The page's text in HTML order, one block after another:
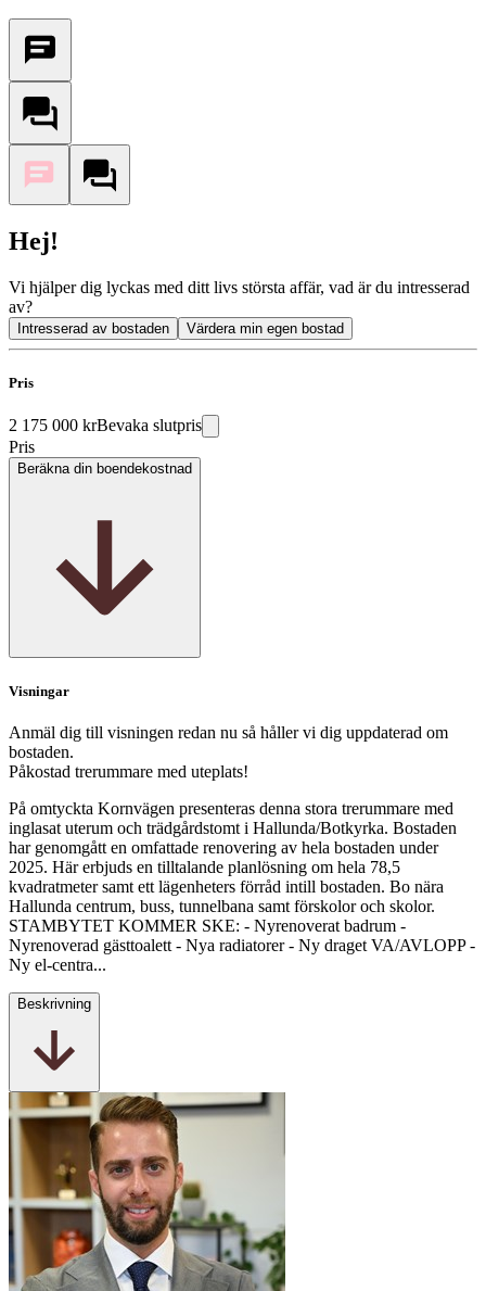
Hej!
Vi hjälper dig lyckas med ditt livs största affär, vad är du intresserad
av?
Intresserad av bostaden Värdera min egen bostad
Pris
2 175 000 krBevaka slutpris
Pris
Beräkna din boendekostnad
Visningar
Anmäl dig till visningen redan nu så håller vi dig uppdaterad om
bostaden.
Påkostad trerummare med uteplats!
På omtyckta Kornvägen presenteras denna stora trerummare med
inglasat uterum och trädgårdstomt i Hallunda/Botkyrka. Bostaden
har genomgått en omfattade renovering av hela bostaden under
2025. Här erbjuds en tilltalande planlösning om hela 78,5
kvadratmeter samt ett lägenheters förråd intill bostaden. Bo nära
Hallunda centrum, buss, tunnelbana samt förskolor och skolor.
STAMBYTET KOMMER SKE: - Nyrenoverat badrum -
Nyrenoverad gästtoalett - Nya radiatorer - Ny draget VA/AVLOPP -
Ny el-centra...
Beskrivning